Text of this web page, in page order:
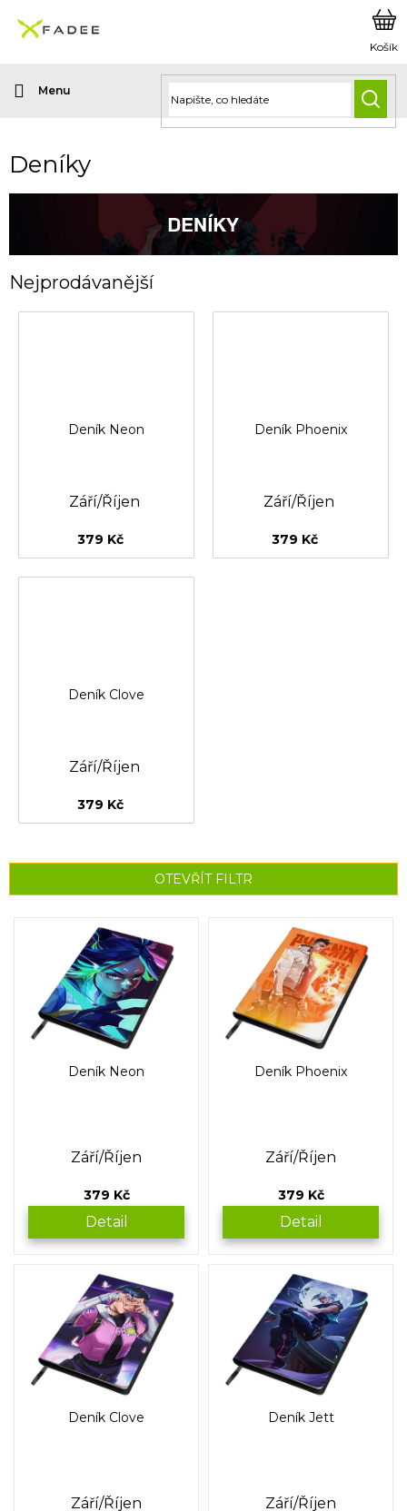
obsah
Deníky
Nejprodávanější
Deník Neon
Září/Říjen
379 Kč
Deník Phoenix
Září/Říjen
379 Kč
Deník Clove
Září/Říjen
379 Kč
OTEVŘÍT FILTR
Deník Neon
Září/Říjen
379 Kč
Detail
Deník Phoenix
Září/Říjen
379 Kč
Detail
Deník Clove
Září/Říjen
Deník Jett
Září/Říjen